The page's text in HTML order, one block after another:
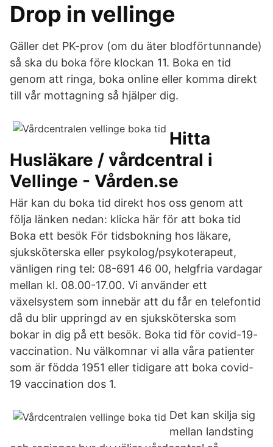
Drop in vellinge
Gäller det PK-prov (om du äter blodförtunnande)
så ska du boka före klockan 11. Boka en tid
genom att ringa, boka online eller komma direkt
till vår mottagning så hjälper dig.
Hitta
Husläkare / vårdcentral i
Vellinge - Vården.se
Här kan du boka tid direkt hos oss genom att
följa länken nedan: klicka här för att boka tid
Boka ett besök För tidsbokning hos läkare,
sjuksköterska eller psykolog/psykoterapeut,
vänligen ring tel: 08-691 46 00, helgfria vardagar
mellan kl. 08.00-17.00. Vi använder ett
växelsystem som innebär att du får en telefontid
då du blir uppringd av en sjuksköterska som
bokar in dig på ett besök. Boka tid för covid-19-
vaccination. Nu välkomnar vi alla våra patienter
som är födda 1951 eller tidigare att boka covid-
19 vaccination dos 1.
Det kan skilja sig
mellan landsting